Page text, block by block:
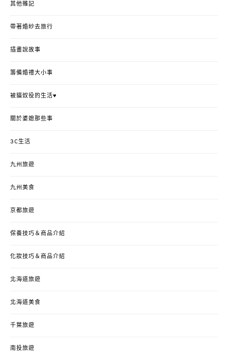
其他雜記
帶著婚紗去旅行
插畫說故事
籌備婚禮大小事
被貓奴役的生活♥
關於婆媳那些事
3C生活
九州旅遊
九州美食
京都旅遊
保養技巧＆商品介紹
化妝技巧＆商品介紹
北海道旅遊
北海道美食
千葉旅遊
南投旅遊